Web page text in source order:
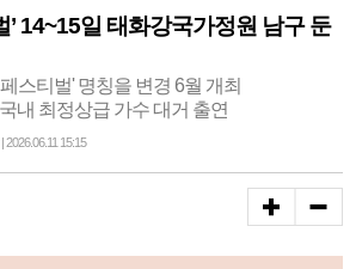
’ 14~15일 태화강국가정원 남구 둔
스티벌' 명칭을 변경 6월 개최
내 최정상급 가수 대거 출연
15:15